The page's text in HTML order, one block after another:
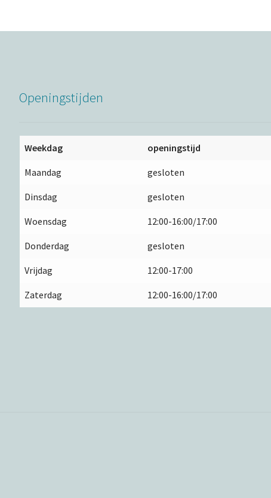
Openingstijden
Weekdag openingstijd
Maandag gesloten
Dinsdag gesloten
Woensdag 12:00-16:00/17:00
Donderdag gesloten
Vrijdag 12:00-17:00
Zaterdag 12:00-16:00/17:00